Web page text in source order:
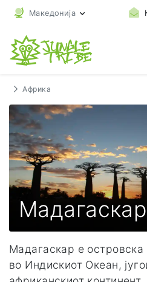
Македонија
Африка
Мадагаскар
Мадагаскар е островска
во Индискиот Океан,